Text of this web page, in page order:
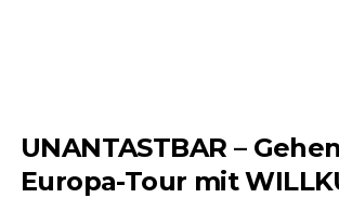
UNANTASTBAR –
Europa-Tour mit